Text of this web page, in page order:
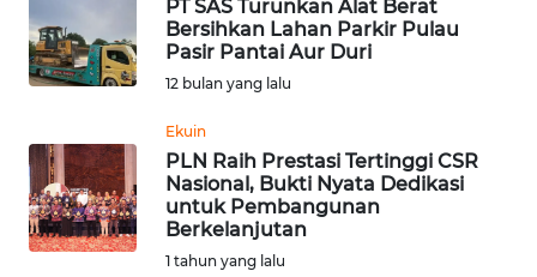
PT SAS Turunkan Alat Berat
Bersihkan Lahan Parkir Pulau
Pasir Pantai Aur Duri
12 bulan yang lalu
Ekuin
PLN Raih Prestasi Tertinggi CSR
Nasional, Bukti Nyata Dedikasi
untuk Pembangunan
Berkelanjutan
1 tahun yang lalu
SAMOSIR
WN
LAWAS
WN
SUMEDANG